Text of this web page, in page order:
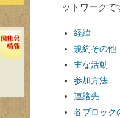
ットワークで
経緯
規約その他
主な活動
参加方法
連絡先
各ブロック